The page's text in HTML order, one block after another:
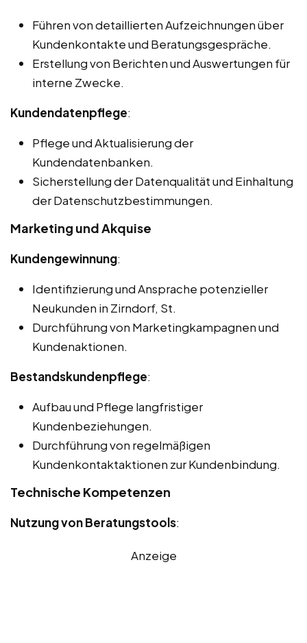
Führen von detaillierten Aufzeichnungen über
Kundenkontakte und Beratungsgespräche.
Erstellung von Berichten und Auswertungen für
interne Zwecke.
Kundendatenpflege:
Pflege und Aktualisierung der
Kundendatenbanken.
Sicherstellung der Datenqualität und Einhaltung
der Datenschutzbestimmungen.
Marketing und Akquise
Kundengewinnung:
Identifizierung und Ansprache potenzieller
Neukunden in Zirndorf, St.
Durchführung von Marketingkampagnen und
Kundenaktionen.
Bestandskundenpflege:
Aufbau und Pflege langfristiger
Kundenbeziehungen.
Durchführung von regelmäßigen
Kundenkontaktaktionen zur Kundenbindung.
Technische Kompetenzen
Nutzung von Beratungstools:
Anzeige